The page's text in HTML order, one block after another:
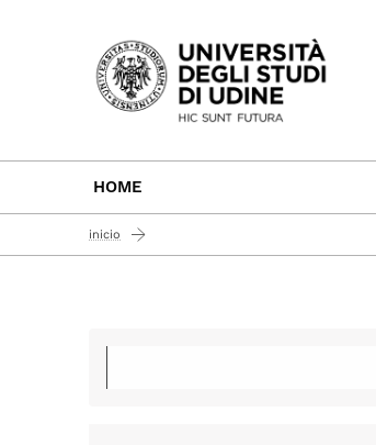
Passa al contenuto principale
HOME
inicio